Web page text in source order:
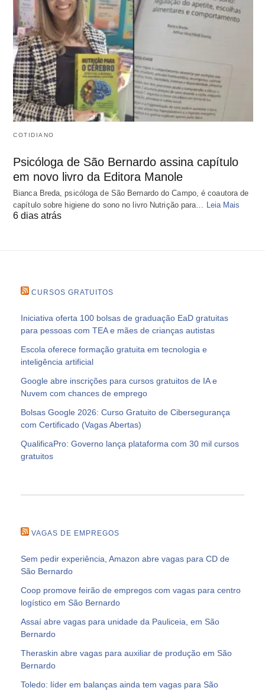
COTIDIANO
Psicóloga de São Bernardo assina capítulo
em novo livro da Editora Manole
Bianca Breda, psicóloga de São Bernardo do Campo, é coautora de
capítulo sobre higiene do sono no livro Nutrição para…
Leia Mais
6 dias atrás
CURSOS GRATUITOS
Iniciativa oferta 100 bolsas de graduação EaD gratuitas
para pessoas com TEA e mães de crianças autistas
Escola oferece formação gratuita em tecnologia e
inteligência artificial
Google abre inscrições para cursos gratuitos de IA e
Nuvem com chances de emprego
Bolsas Google 2026: Curso Gratuito de Cibersegurança
com Certificado (Vagas Abertas)
QualificaPro: Governo lança plataforma com 30 mil cursos
gratuitos
VAGAS DE EMPREGOS
Sem pedir experiência, Amazon abre vagas para CD de
São Bernardo
Coop promove feirão de empregos com vagas para centro
logístico em São Bernardo
Assaí abre vagas para unidade da Pauliceia, em São
Bernardo
Theraskin abre vagas para auxiliar de produção em São
Bernardo
Toledo: líder em balanças ainda tem vagas para São